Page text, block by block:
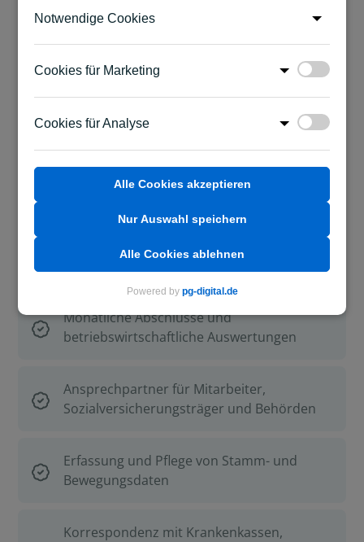
Notwendige Cookies
Cookies für Marketing Aus
Cookies für Analyse Aus
Alle Cookies akzeptieren
Nur Auswahl speichern
Alle Cookies ablehnen
Powered by pg-digital.de
Deine täglich spannenden
Aufgaben
Gehaltsabrechnungen
Bearbeitung von
Monatliche Abschlüsse und
betriebswirtschaftliche Auswertungen
Ansprechpartner für Mitarbeiter,
Sozialversicherungsträger und Behörden
Erfassung und Pflege von Stamm- und
Bewegungsdaten
Korrespondenz mit Krankenkassen,